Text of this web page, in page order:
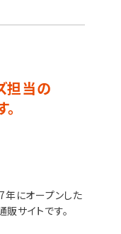
担当の
にオープンした
サイトです。